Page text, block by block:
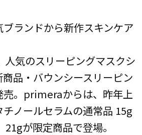
ランドから新作スキンケア
人気のスリーピングマスクシ
品・バウンシースリーピン
売。primeraからは、昨年上
ノールセラムの通常品 15g
が限定商品で登場。